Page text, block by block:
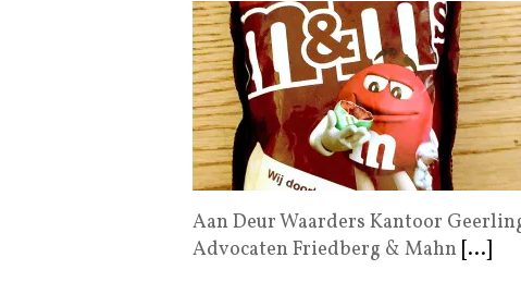
Aan Deur Waarders Kantoor
Advocaten Friedberg & Mahn [...]